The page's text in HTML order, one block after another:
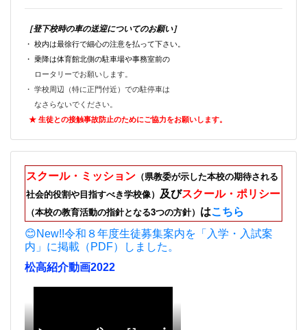
［登下校時の車の送迎についてのお願い］
・ 校内は最徐行で細心の注意を払って下さい。
・ 乗降は体育館北側の駐車場や事務室前の
ロータリーでお願いします。
・ 学校周辺（特に正門付近）での駐停車は
なさらないでください。
★ 生徒との接触事故防止のためにご協力をお願いします。
スクール・ミッション （県教委が示した本校の期待される
社会的役割や目指すべき学校像） 及びスクール・ポリシー
（本校の教育活動の指針となる3つの方針） はこちら
😊New!!令和８年度生徒募集案内を「入学・入試案
内」に掲載（PDF）しました。
松高紹介動画2022